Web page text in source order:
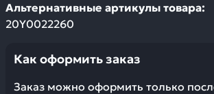
Альтернативные артикулы товара:
20Y0022260
Как оформить заказ
Заказ можно оформить только